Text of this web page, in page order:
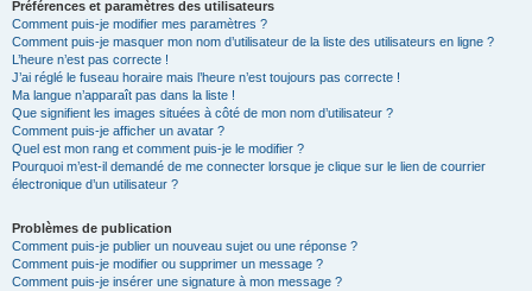
Préférences et paramètres des utilisateurs
Comment puis-je modifier mes paramètres ?
Comment puis-je masquer mon nom d’utilisateur de la liste des utilisateurs en ligne ?
L’heure n’est pas correcte !
J’ai réglé le fuseau horaire mais l’heure n’est toujours pas correcte !
Ma langue n’apparaît pas dans la liste !
Que signifient les images situées à côté de mon nom d’utilisateur ?
Comment puis-je afficher un avatar ?
Quel est mon rang et comment puis-je le modifier ?
Pourquoi m’est-il demandé de me connecter lorsque je clique sur le lien de courrier
électronique d’un utilisateur ?
Problèmes de publication
Comment puis-je publier un nouveau sujet ou une réponse ?
Comment puis-je modifier ou supprimer un message ?
Comment puis-je insérer une signature à mon message ?